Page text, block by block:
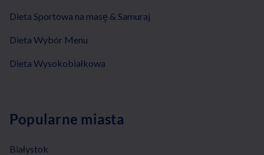
Dieta Sportowa na masę & Samuraj
Dieta Wybór Menu
Dieta Wysokobiałkowa
Popularne miasta
Białystok